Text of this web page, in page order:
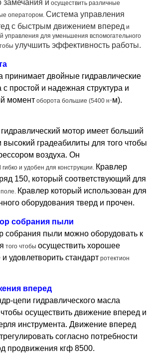
замечания и осуществить различные
оператором. Система управления
с быстрым движением вперед и
управления для уменьшения вспомогательного
улучшить эффективность работы.
принимает двойные гидравлические
простой и надежная структура и
момент оборота большие (5400 н·м).
мотор имеет больший
высокий градеабилиты для того чтобы
воздуха. Он
гибко и удобен для конструкции. Кравлер
150, который соответствующий для
поле. Кравлер который использован для
оборудования тверд и прочен.
собрания пыли
собрания пыли можно оборудовать к
того чтобы осуществить хорошее
удовлетворить стандарт ротектион
вперед
цепи гидравлического масла
чтобы осуществить движение вперед и
инструмента. Движение вперед
согласно потребности
продвижения кгф 8500.